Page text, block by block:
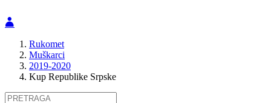
Rukomet
Muškarci
2019-2020
Kup Republike Srpske